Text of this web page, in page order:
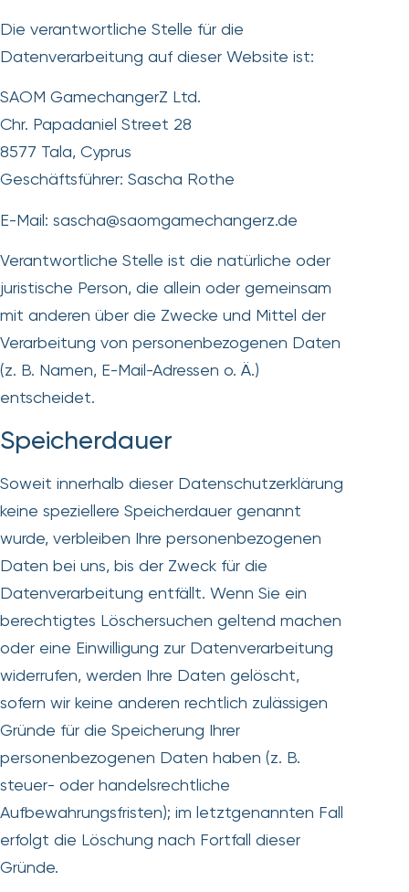
Die verantwortliche Stelle für die
Datenverarbeitung auf dieser Website ist:
SAOM GamechangerZ Ltd.
Chr. Papadaniel Street 28
8577 Tala, Cyprus
Geschäftsführer: Sascha Rothe
E-Mail: sascha@saomgamechangerz.de
Verantwortliche Stelle ist die natürliche oder
juristische Person, die allein oder gemeinsam
mit anderen über die Zwecke und Mittel der
Verarbeitung von personenbezogenen Daten
(z. B. Namen, E-Mail-Adressen o. Ä.)
entscheidet.
Speicherdauer
Soweit innerhalb dieser Datenschutzerklärung
keine speziellere Speicherdauer genannt
wurde, verbleiben Ihre personenbezogenen
Daten bei uns, bis der Zweck für die
Datenverarbeitung entfällt. Wenn Sie ein
berechtigtes Löschersuchen geltend machen
oder eine Einwilligung zur Datenverarbeitung
widerrufen, werden Ihre Daten gelöscht,
sofern wir keine anderen rechtlich zulässigen
Gründe für die Speicherung Ihrer
personenbezogenen Daten haben (z. B.
steuer- oder handelsrechtliche
Aufbewahrungsfristen); im letztgenannten Fall
erfolgt die Löschung nach Fortfall dieser
Gründe.